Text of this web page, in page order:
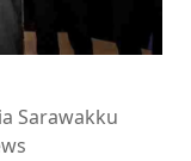
Sarawakku